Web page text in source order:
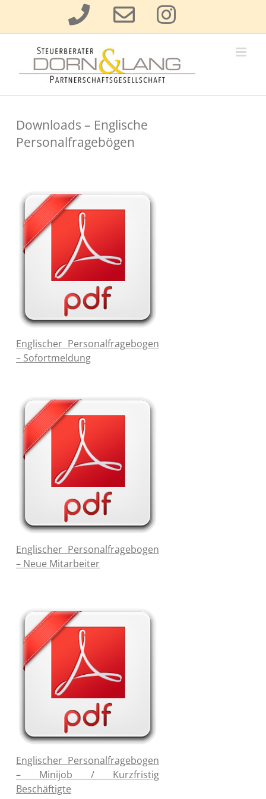
springen
Downloads – Englische
Personalfragebögen
Englischer Personalfragebogen
– Sofortmeldung
Englischer Personalfragebogen
– Neue Mitarbeiter
Englischer Personalfragebogen
– Minijob / Kurzfristig
Beschäftigte